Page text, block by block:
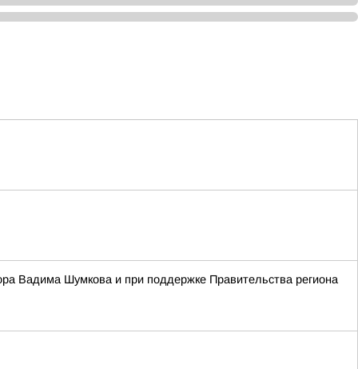
Вадима Шумкова и при поддержке Правительства региона